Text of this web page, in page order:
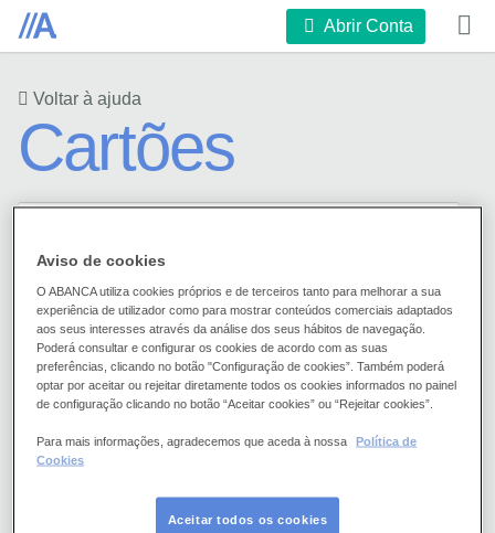
Abrir Conta
Voltar à ajuda
Cartões
Se substituir o meu cartão
perco a adesão ao 3D
Secure?
Se substituir o meu cartão perco a
Aviso de cookies
O ABANCA utiliza cookies próprios e de terceiros tanto para melhorar a sua
experiência de utilizador como para mostrar conteúdos comerciais adaptados
aos seus interesses através da análise dos seus hábitos de navegação.
Poderá consultar e configurar os cookies de acordo com as suas
preferências, clicando no botão "Configuração de cookies”. Também poderá
optar por aceitar ou rejeitar diretamente todos os cookies informados no painel
de configuração clicando no botão “Aceitar cookies” ou “Rejeitar cookies”.
Para mais informações, agradecemos que aceda à nossa
Política de
Cookies
Aceitar todos os cookies